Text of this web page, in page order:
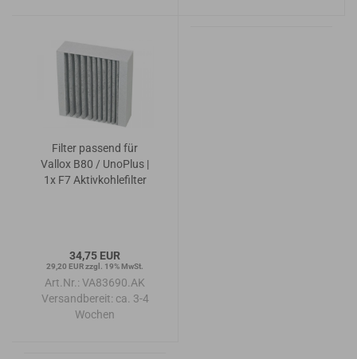
Filter passend für
Vallox B80 / UnoPlus |
1x F7 Aktivkohlefilter
34,75 EUR
29,20 EUR zzgl. 19% MwSt.
Art.Nr.: VA83690.AK
Versandbereit: ca. 3-4
Wochen